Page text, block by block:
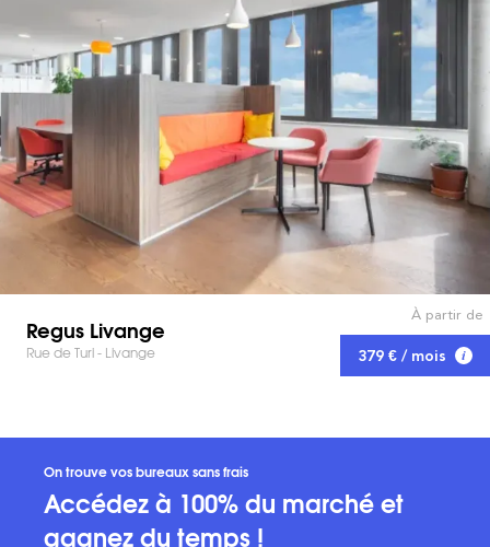
Regus Livange
Rue de Turi - Livange
À partir de
379 € / mois
On trouve vos bureaux sans frais
Accédez à 100% du marché et
gagnez du temps !